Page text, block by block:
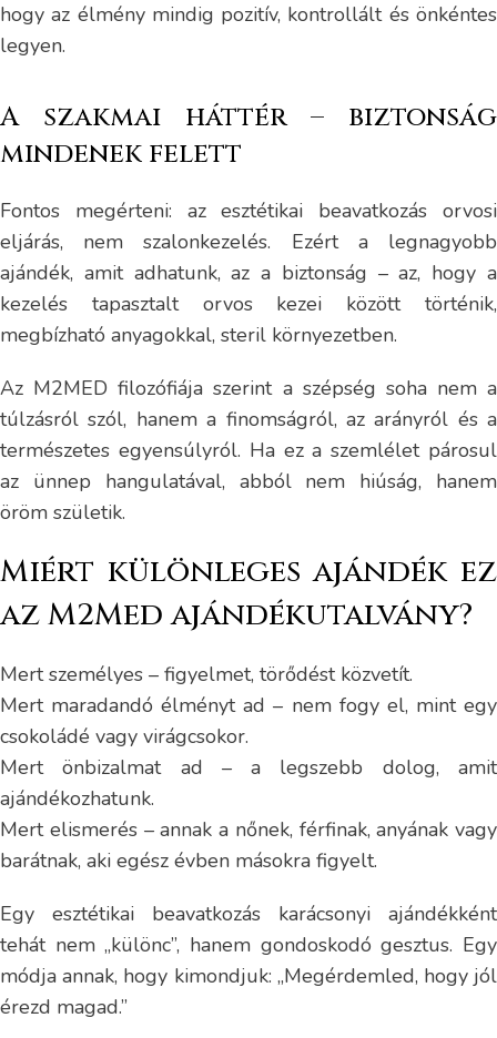
hogy az élmény mindig pozitív, kontrollált és önkéntes
legyen.
A szakmai háttér – biztonság
mindenek felett
Fontos megérteni: az esztétikai beavatkozás orvosi
eljárás, nem szalonkezelés. Ezért a legnagyobb
ajándék, amit adhatunk, az a biztonság – az, hogy a
kezelés tapasztalt orvos kezei között történik,
megbízható anyagokkal, steril környezetben.
Az M2MED filozófiája szerint a szépség soha nem a
túlzásról szól, hanem a finomságról, az arányról és a
természetes egyensúlyról. Ha ez a szemlélet párosul
az ünnep hangulatával, abból nem hiúság, hanem
öröm születik.
Miért különleges ajándék ez
az M2Med ajándékutalvány?
Mert személyes – figyelmet, törődést közvetít.
Mert maradandó élményt ad – nem fogy el, mint egy
csokoládé vagy virágcsokor.
Mert önbizalmat ad – a legszebb dolog, amit
ajándékozhatunk.
Mert elismerés – annak a nőnek, férfinak, anyának vagy
barátnak, aki egész évben másokra figyelt.
Egy esztétikai beavatkozás karácsonyi ajándékként
tehát nem „különc”, hanem gondoskodó gesztus. Egy
módja annak, hogy kimondjuk: „Megérdemled, hogy jól
érezd magad.”